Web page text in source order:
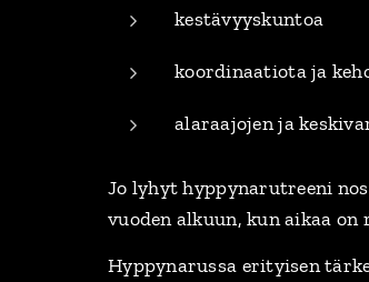
kestävyyskuntoa
koordinaatiota ja
alaraajojen ja
Jo lyhyt hyppynarutreeni
vuoden alkuun, kun aikaa
Hyppynarussa erityisen